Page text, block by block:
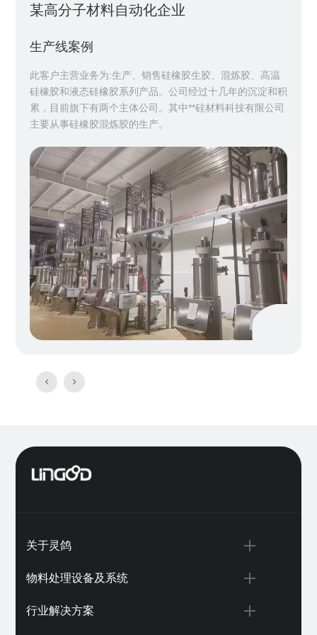
某高分子材料自动化企业
生产线案例
此客户主营业务为:生产、销售硅橡胶生胶、混炼胶、高温
硅橡胶和液态硅橡胶系列产品。公司经过十几年的沉淀和积
累，目前旗下有两个主体公司。其中**硅材料科技有限公司
主要从事硅橡胶混炼胶的生产。
 
关于灵鸽
物料处理设备及系统
行业解决方案